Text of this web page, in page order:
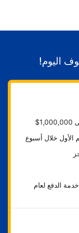
اليوم!
الدفع لعام